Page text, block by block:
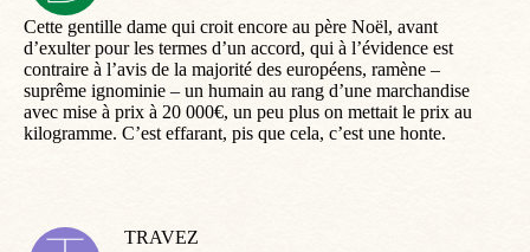
Cette gentille dame qui croit encore au père Noël, avant
d’exulter pour les termes d’un accord, qui à l’évidence est
contraire à l’avis de la majorité des européens, ramène –
suprême ignominie – un humain au rang d’une marchandise
avec mise à prix à 20 000€, un peu plus on mettait le prix au
kilogramme. C’est effarant, pis que cela, c’est une honte.
TRAVEZ